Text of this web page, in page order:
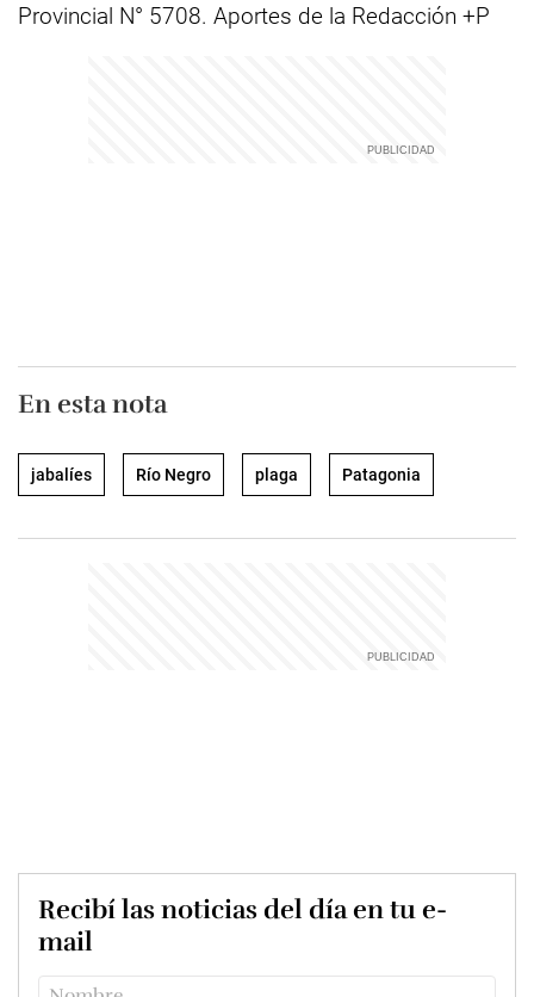
Provincial N° 5708. Aportes de la Redacción +P
En esta nota
jabalíes Río Negro plaga Patagonia
Recibí las noticias del día en tu e-
mail